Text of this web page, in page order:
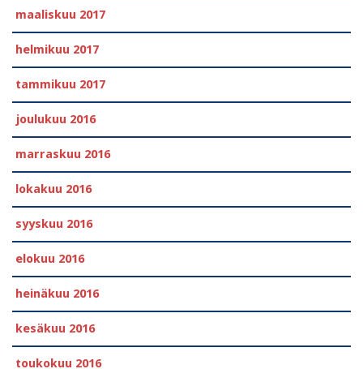
maaliskuu 2017
helmikuu 2017
tammikuu 2017
joulukuu 2016
marraskuu 2016
lokakuu 2016
syyskuu 2016
elokuu 2016
heinäkuu 2016
kesäkuu 2016
toukokuu 2016